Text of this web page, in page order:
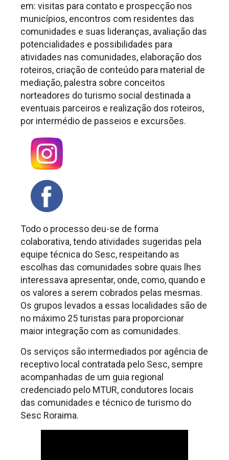
em: visitas para contato e prospecção nos
municípios, encontros com residentes das
comunidades e suas lideranças, avaliação das
potencialidades e possibilidades para
atividades nas comunidades, elaboração dos
roteiros, criação de conteúdo para material de
mediação, palestra sobre conceitos
norteadores do turismo social destinada a
eventuais parceiros e realização dos roteiros,
por intermédio de passeios e excursões.
Todo o processo deu-se de forma
colaborativa, tendo atividades sugeridas pela
equipe técnica do Sesc, respeitando as
escolhas das comunidades sobre quais lhes
interessava apresentar, onde, como, quando e
os valores a serem cobrados pelas mesmas.
Os grupos levados a essas localidades são de
no máximo 25 turistas para proporcionar
maior integração com as comunidades.
Os serviços são intermediados por agência de
receptivo local contratada pelo Sesc, sempre
acompanhadas de um guia regional
credenciado pelo MTUR, condutores locais
das comunidades e técnico de turismo do
Sesc Roraima.